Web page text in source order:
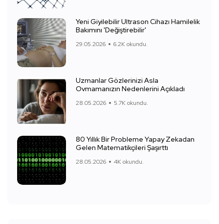
Yeni Giyilebilir Ultrason Cihazı Hamilelik
Bakımını 'Değiştirebilir'
29.05.2026 6.2K okundu.
Uzmanlar Gözlerinizi Asla
Ovmamanızın Nedenlerini Açıkladı
28.05.2026 5.7K okundu.
80 Yıllık Bir Probleme Yapay Zekadan
Gelen Matematikçileri Şaşırttı
28.05.2026 4K okundu.